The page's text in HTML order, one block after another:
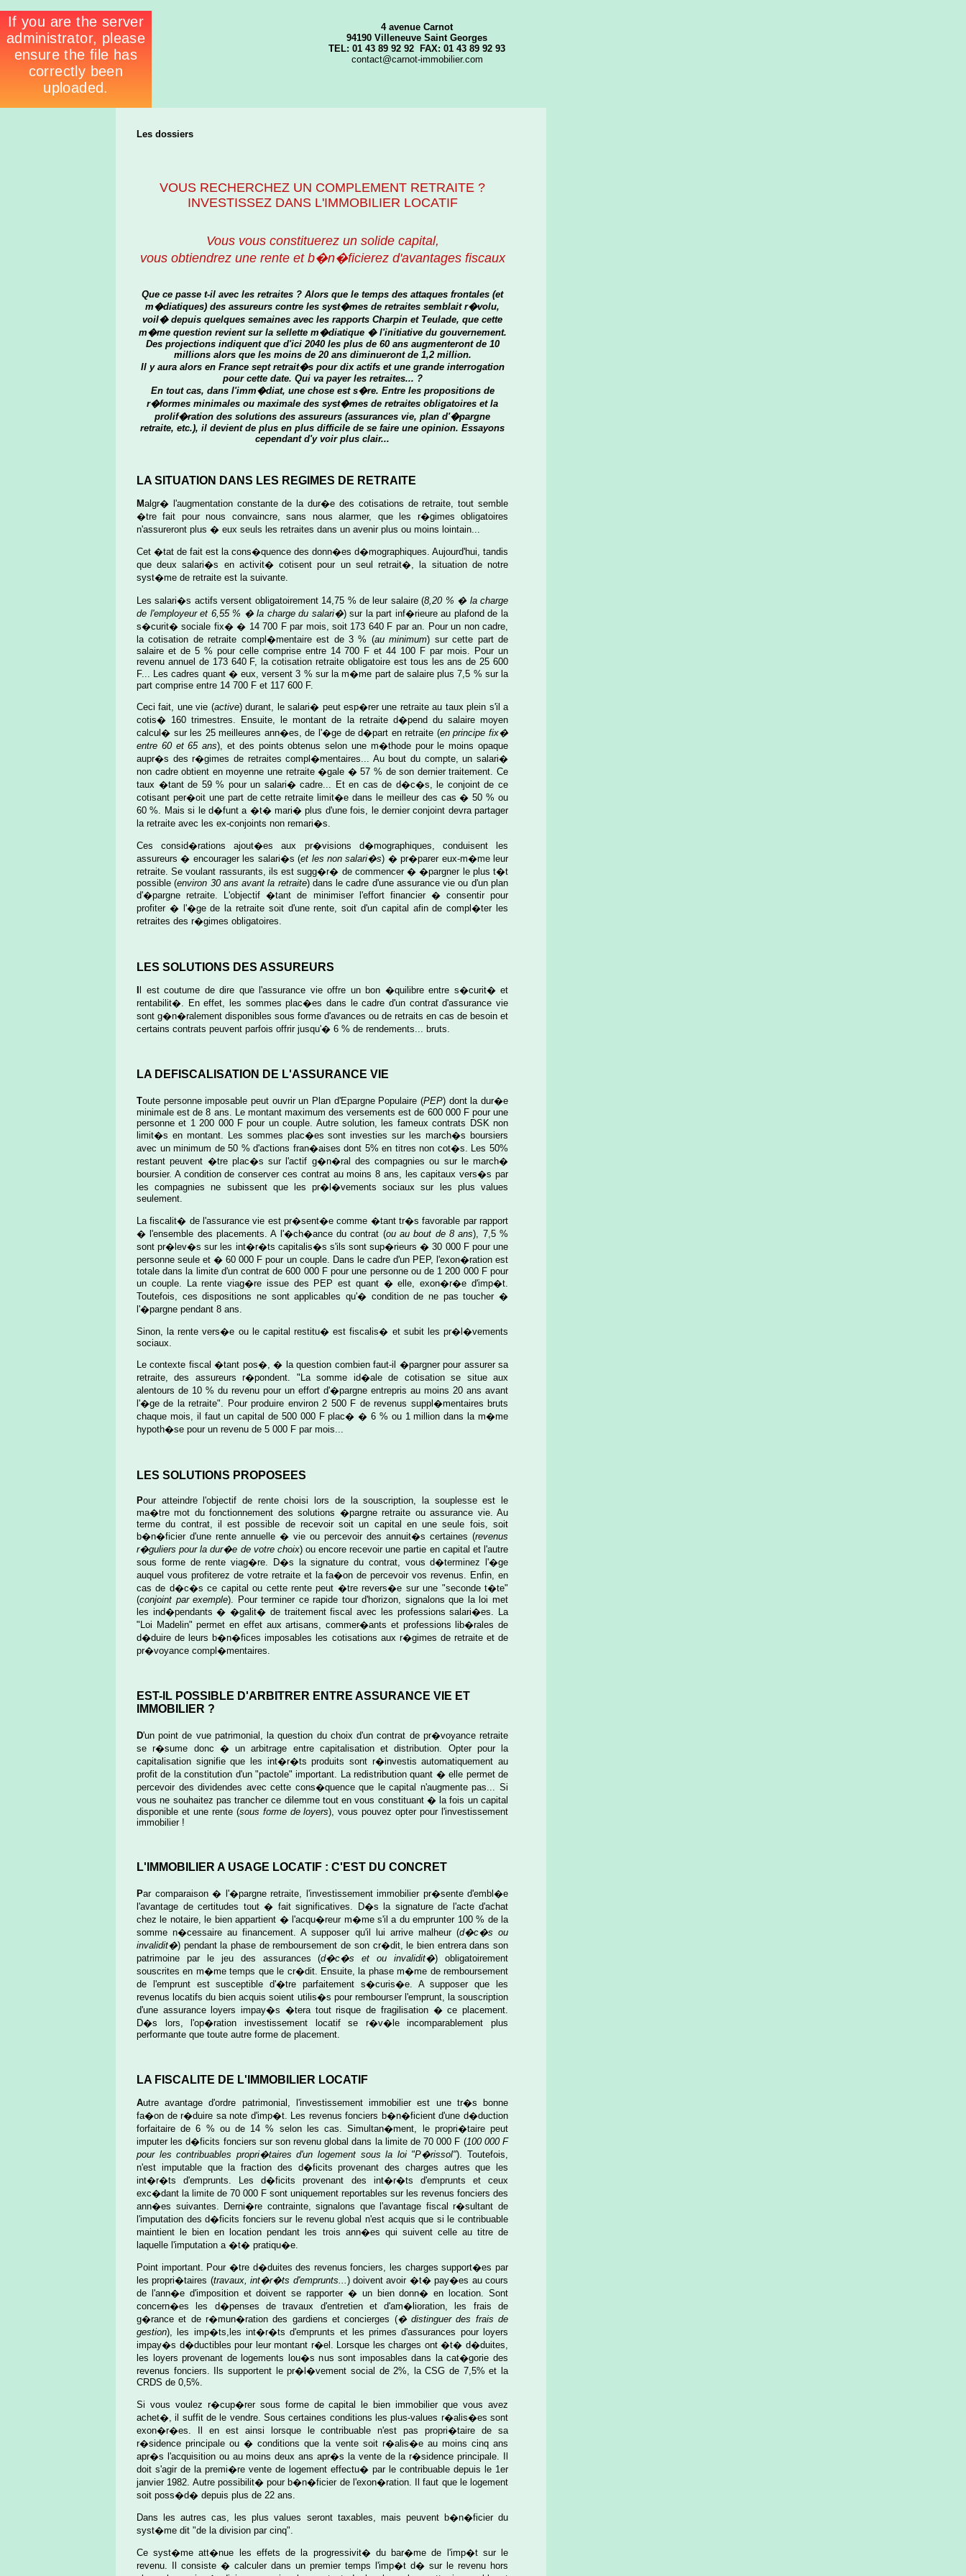
4 avenue Carnot
94190 Villeneuve Saint Georges
TEL: 01 43 89 92 92 FAX: 01 43 89 92 93
contact@carnot-immobilier.com
Les dossiers
VOUS RECHERCHEZ UN COMPLEMENT RETRAITE ?
INVESTISSEZ DANS L'IMMOBILIER LOCATIF
Vous vous constituerez un solide capital,
vous obtiendrez une rente et b�n�ficierez d'avantages fiscaux
Que ce passe t-il avec les retraites ? Alors que le temps des attaques frontales (et
m�diatiques) des assureurs contre les syst�mes de retraites semblait r�volu,
voil� depuis quelques semaines avec les rapports Charpin et Teulade, que cette
m�me question revient sur la sellette m�diatique � l'initiative du gouvernement.
Des projections indiquent que d'ici 2040 les plus de 60 ans augmenteront de 10
millions alors que les moins de 20 ans diminueront de 1,2 million.
Il y aura alors en France sept retrait�s pour dix actifs et une grande interrogation
pour cette date. Qui va payer les retraites... ?
En tout cas, dans l'imm�diat, une chose est s�re. Entre les propositions de
r�formes minimales ou maximale des syst�mes de retraites obligatoires et la
prolif�ration des solutions des assureurs (assurances vie, plan d'�pargne
retraite, etc.), il devient de plus en plus difficile de se faire une opinion. Essayons
cependant d'y voir plus clair...
LA SITUATION DANS LES REGIMES DE RETRAITE
Malgr� l'augmentation constante de la dur�e des cotisations de retraite, tout semble
�tre fait pour nous convaincre, sans nous alarmer, que les r�gimes obligatoires
n'assureront plus � eux seuls les retraites dans un avenir plus ou moins lointain...
Cet �tat de fait est la cons�quence des donn�es d�mographiques. Aujourd'hui, tandis
que deux salari�s en activit� cotisent pour un seul retrait�, la situation de notre
syst�me de retraite est la suivante.
Les salari�s actifs versent obligatoirement 14,75 % de leur salaire (8,20 % � la charge
de l'employeur et 6,55 % � la charge du salari�) sur la part inf�rieure au plafond de la
s�curit� sociale fix� � 14 700 F par mois, soit 173 640 F par an. Pour un non cadre,
la cotisation de retraite compl�mentaire est de 3 % (au minimum) sur cette part de
salaire et de 5 % pour celle comprise entre 14 700 F et 44 100 F par mois. Pour un
revenu annuel de 173 640 F, la cotisation retraite obligatoire est tous les ans de 25 600
F... Les cadres quant � eux, versent 3 % sur la m�me part de salaire plus 7,5 % sur la
part comprise entre 14 700 F et 117 600 F.
Ceci fait, une vie (active) durant, le salari� peut esp�rer une retraite au taux plein s'il a
cotis� 160 trimestres. Ensuite, le montant de la retraite d�pend du salaire moyen
calcul� sur les 25 meilleures ann�es, de l'�ge de d�part en retraite (en principe fix�
entre 60 et 65 ans), et des points obtenus selon une m�thode pour le moins opaque
aupr�s des r�gimes de retraites compl�mentaires... Au bout du compte, un salari�
non cadre obtient en moyenne une retraite �gale � 57 % de son dernier traitement. Ce
taux �tant de 59 % pour un salari� cadre... Et en cas de d�c�s, le conjoint de ce
cotisant per�oit une part de cette retraite limit�e dans le meilleur des cas � 50 % ou
60 %. Mais si le d�funt a �t� mari� plus d'une fois, le dernier conjoint devra partager
la retraite avec les ex-conjoints non remari�s.
Ces consid�rations ajout�es aux pr�visions d�mographiques, conduisent les
assureurs � encourager les salari�s (et les non salari�s) � pr�parer eux-m�me leur
retraite. Se voulant rassurants, ils est sugg�r� de commencer � �pargner le plus t�t
possible (environ 30 ans avant la retraite) dans le cadre d'une assurance vie ou d'un plan
d'�pargne retraite. L'objectif �tant de minimiser l'effort financier � consentir pour
profiter � l'�ge de la retraite soit d'une rente, soit d'un capital afin de compl�ter les
retraites des r�gimes obligatoires.
LES SOLUTIONS DES ASSUREURS
l est coutume de dire que l'assurance vie offre un bon �quilibre entre s�curit� et
rentabilit�. En effet, les sommes plac�es dans le cadre d'un contrat d'assurance vie
sont g�n�ralement disponibles sous forme d'avances ou de retraits en cas de besoin et
certains contrats peuvent parfois offrir jusqu'� 6 % de rendements... bruts.
LA DEFISCALISATION DE L'ASSURANCE VIE
Toute personne imposable peut ouvrir un Plan d'Epargne Populaire (PEP) dont la dur�e
minimale est de 8 ans. Le montant maximum des versements est de 600 000 F pour une
personne et 1 200 000 F pour un couple. Autre solution, les fameux contrats DSK non
limit�s en montant. Les sommes plac�es sont investies sur les march�s boursiers
avec un minimum de 50 % d'actions fran�aises dont 5% en titres non cot�s. Les 50%
restant peuvent �tre plac�s sur l'actif g�n�ral des compagnies ou sur le march�
boursier. A condition de conserver ces contrat au moins 8 ans, les capitaux vers�s par
les compagnies ne subissent que les pr�l�vements sociaux sur les plus values
seulement.
La fiscalit� de l'assurance vie est pr�sent�e comme �tant tr�s favorable par rapport
� l'ensemble des placements. A l'�ch�ance du contrat (ou au bout de 8 ans), 7,5 %
sont pr�lev�s sur les int�r�ts capitalis�s s'ils sont sup�rieurs � 30 000 F pour une
personne seule et � 60 000 F pour un couple. Dans le cadre d'un PEP, l'exon�ration est
totale dans la limite d'un contrat de 600 000 F pour une personne ou de 1 200 000 F pour
un couple. La rente viag�re issue des PEP est quant � elle, exon�r�e d'imp�t.
Toutefois, ces dispositions ne sont applicables qu'� condition de ne pas toucher �
l'�pargne pendant 8 ans.
Sinon, la rente vers�e ou le capital restitu� est fiscalis� et subit les pr�l�vements
sociaux.
Le contexte fiscal �tant pos�, � la question combien faut-il �pargner pour assurer sa
retraite, des assureurs r�pondent. "La somme id�ale de cotisation se situe aux
alentours de 10 % du revenu pour un effort d'�pargne entrepris au moins 20 ans avant
l'�ge de la retraite". Pour produire environ 2 500 F de revenus suppl�mentaires bruts
chaque mois, il faut un capital de 500 000 F plac� � 6 % ou 1 million dans la m�me
hypoth�se pour un revenu de 5 000 F par mois...
LES SOLUTIONS PROPOSEES
Pour atteindre l'objectif de rente choisi lors de la souscription, la souplesse est le
ma�tre mot du fonctionnement des solutions �pargne retraite ou assurance vie. Au
terme du contrat, il est possible de recevoir soit un capital en une seule fois, soit
b�n�ficier d'une rente annuelle � vie ou percevoir des annuit�s certaines (revenus
r�guliers pour la dur�e de votre choix) ou encore recevoir une partie en capital et l'autre
sous forme de rente viag�re. D�s la signature du contrat, vous d�terminez l'�ge
auquel vous profiterez de votre retraite et la fa�on de percevoir vos revenus. Enfin, en
cas de d�c�s ce capital ou cette rente peut �tre revers�e sur une "seconde t�te"
(conjoint par exemple). Pour terminer ce rapide tour d'horizon, signalons que la loi met
les ind�pendants � �galit� de traitement fiscal avec les professions salari�es. La
"Loi Madelin" permet en effet aux artisans, commer�ants et professions lib�rales de
d�duire de leurs b�n�fices imposables les cotisations aux r�gimes de retraite et de
pr�voyance compl�mentaires.
EST-IL POSSIBLE D'ARBITRER ENTRE ASSURANCE VIE ET
IMMOBILIER ?
D'un point de vue patrimonial, la question du choix d'un contrat de pr�voyance retraite
se r�sume donc � un arbitrage entre capitalisation et distribution. Opter pour la
capitalisation signifie que les int�r�ts produits sont r�investis automatiquement au
profit de la constitution d'un "pactole" important. La redistribution quant � elle permet de
percevoir des dividendes avec cette cons�quence que le capital n'augmente pas... Si
vous ne souhaitez pas trancher ce dilemme tout en vous constituant � la fois un capital
disponible et une rente (sous forme de loyers), vous pouvez opter pour l'investissement
immobilier !
L'IMMOBILIER A USAGE LOCATIF : C'EST DU CONCRET
Par comparaison � l'�pargne retraite, l'investissement immobilier pr�sente d'embl�e
l'avantage de certitudes tout � fait significatives. D�s la signature de l'acte d'achat
chez le notaire, le bien appartient � l'acqu�reur m�me s'il a du emprunter 100 % de la
somme n�cessaire au financement. A supposer qu'il lui arrive malheur (d�c�s ou
invalidit�) pendant la phase de remboursement de son cr�dit, le bien entrera dans son
patrimoine par le jeu des assurances (d�c�s et ou invalidit�) obligatoirement
souscrites en m�me temps que le cr�dit. Ensuite, la phase m�me de remboursement
de l'emprunt est susceptible d'�tre parfaitement s�curis�e. A supposer que les
revenus locatifs du bien acquis soient utilis�s pour rembourser l'emprunt, la souscription
d'une assurance loyers impay�s �tera tout risque de fragilisation � ce placement.
D�s lors, l'op�ration investissement locatif se r�v�le incomparablement plus
performante que toute autre forme de placement.
LA FISCALITE DE L'IMMOBILIER LOCATIF
Autre avantage d'ordre patrimonial, l'investissement immobilier est une tr�s bonne
fa�on de r�duire sa note d'imp�t. Les revenus fonciers b�n�ficient d'une d�duction
forfaitaire de 6 % ou de 14 % selon les cas. Simultan�ment, le propri�taire peut
imputer les d�ficits fonciers sur son revenu global dans la limite de 70 000 F (100 000 F
pour les contribuables propri�taires d'un logement sous la loi "P�rissol"). Toutefois,
n'est imputable que la fraction des d�ficits provenant des charges autres que les
int�r�ts d'emprunts. Les d�ficits provenant des int�r�ts d'emprunts et ceux
exc�dant la limite de 70 000 F sont uniquement reportables sur les revenus fonciers des
ann�es suivantes. Derni�re contrainte, signalons que l'avantage fiscal r�sultant de
l'imputation des d�ficits fonciers sur le revenu global n'est acquis que si le contribuable
maintient le bien en location pendant les trois ann�es qui suivent celle au titre de
laquelle l'imputation a �t� pratiqu�e.
Point important. Pour �tre d�duites des revenus fonciers, les charges support�es par
les propri�taires (travaux, int�r�ts d'emprunts...) doivent avoir �t� pay�es au cours
de l'ann�e d'imposition et doivent se rapporter � un bien donn� en location. Sont
concern�es les d�penses de travaux d'entretien et d'am�lioration, les frais de
g�rance et de r�mun�ration des gardiens et concierges (� distinguer des frais de
gestion), les imp�ts,les int�r�ts d'emprunts et les primes d'assurances pour loyers
impay�s d�ductibles pour leur montant r�el. Lorsque les charges ont �t� d�duites,
les loyers provenant de logements lou�s nus sont imposables dans la cat�gorie des
revenus fonciers. Ils supportent le pr�l�vement social de 2%, la CSG de 7,5% et la
CRDS de 0,5%.
Si vous voulez r�cup�rer sous forme de capital le bien immobilier que vous avez
achet�, il suffit de le vendre. Sous certaines conditions les plus-values r�alis�es sont
exon�r�es. Il en est ainsi lorsque le contribuable n'est pas propri�taire de sa
r�sidence principale ou � conditions que la vente soit r�alis�e au moins cinq ans
apr�s l'acquisition ou au moins deux ans apr�s la vente de la r�sidence principale. Il
doit s'agir de la premi�re vente de logement effectu� par le contribuable depuis le 1er
janvier 1982. Autre possibilit� pour b�n�ficier de l'exon�ration. Il faut que le logement
soit poss�d� depuis plus de 22 ans.
Dans les autres cas, les plus values seront taxables, mais peuvent b�n�ficier du
syst�me dit "de la division par cinq".
Ce syst�me att�nue les effets de la progressivit� du bar�me de l'imp�t sur le
revenu. Il consiste � calculer dans un premier temps l'imp�t d� sur le revenu hors